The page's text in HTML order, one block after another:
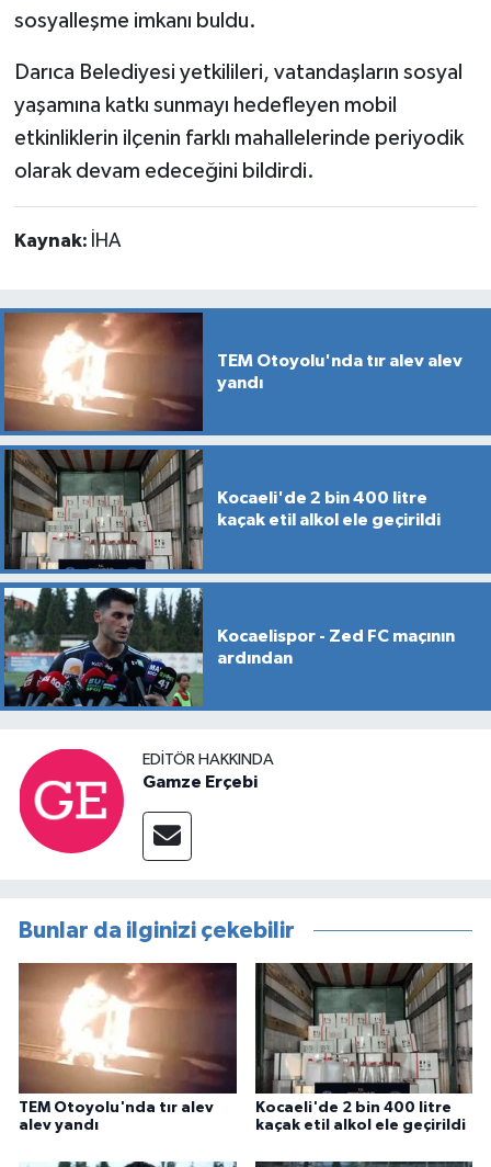
sosyalleşme imkanı buldu.
Darıca Belediyesi yetkilileri, vatandaşların sosyal
yaşamına katkı sunmayı hedefleyen mobil
etkinliklerin ilçenin farklı mahallelerinde periyodik
olarak devam edeceğini bildirdi.
Kaynak: İHA
TEM Otoyolu'nda tır alev alev
yandı
Kocaeli'de 2 bin 400 litre
kaçak etil alkol ele geçirildi
Kocaelispor - Zed FC maçının
ardından
EDITÖR HAKKINDA
Gamze Erçebi
Bunlar da ilginizi çekebilir
TEM Otoyolu'nda tır alev
alev yandı
Kocaeli'de 2 bin 400 litre
kaçak etil alkol ele geçirildi